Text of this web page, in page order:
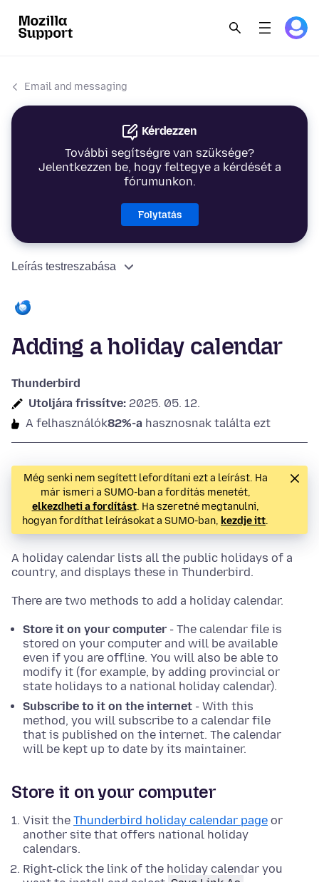
Email and messaging
Kérdezzen
További segítségre van szüksége?
Jelentkezzen be, hogy feltegye a kérdését a
fórumunkon.
Folytatás
Leírás testreszabása
Adding a holiday calendar
Thunderbird
Utoljára frissítve: 2025. 05. 12.
A felhasználók82%-a hasznosnak találta ezt
Még senki nem segített lefordítani ezt a leírást. Ha
már ismeri a SUMO-ban a fordítás menetét,
elkezdheti a fordítást. Ha szeretné megtanulni,
hogyan fordíthat leírásokat a SUMO-ban, kezdje itt.
A holiday calendar lists all the public holidays of a
country, and displays these in Thunderbird.
There are two methods to add a holiday calendar.
Store it on your computer - The calendar file is
stored on your computer and will be available
even if you are offline. You will also be able to
modify it (for example, by adding provincial or
state holidays to a national holiday calendar).
Subscribe to it on the internet - With this
method, you will subscribe to a calendar file
that is published on the internet. The calendar
will be kept up to date by its maintainer.
Store it on your computer
Visit the Thunderbird holiday calendar page or
another site that offers national holiday
calendars.
Right-click the link of the holiday calendar you